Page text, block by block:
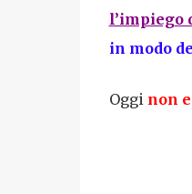
l’impiego
in modo
Oggi non